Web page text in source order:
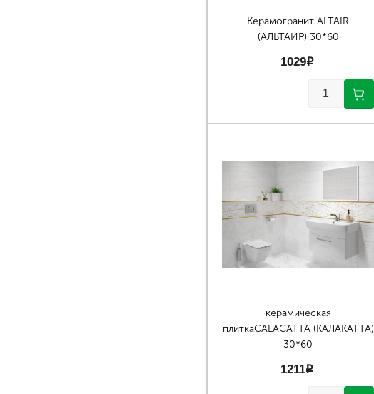
Керамогранит ALTAIR
(АЛЬТАИР) 30*60
1029p
керамическая
плиткаCALACATTA (КАЛАКАТТА)
30*60
1211p